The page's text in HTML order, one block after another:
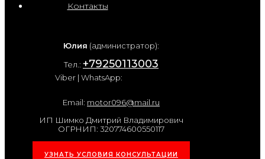
Контакты
Юлия (администратор):
Тел.: +79250113003
Viber | WhatsApp:
Email: motor096@mail.ru
ИП Шимко Дмитрий Владимирович
ОГРНИП: 320774600550117
УЗНАТЬ УСЛОВИЯ КОНСУЛЬТАЦИИ